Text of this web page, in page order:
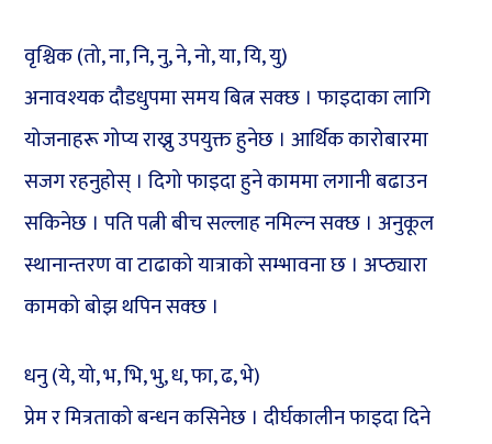
वृश्चिक (तो, ना, नि, नु, ने, नो, या, यि, यु)
अनावश्यक दौडधुपमा समय बित्न सक्छ । फाइदाका लागि
योजनाहरू गोप्य राख्नु उपयुक्त हुनेछ । आर्थिक कारोबारमा
सजग रहनुहोस् । दिगो फाइदा हुने काममा लगानी बढाउन
सकिनेछ । पति पत्नी बीच सल्लाह नमिल्न सक्छ । अनुकूल
स्थानान्तरण वा टाढाको यात्राको सम्भावना छ । अप्ठ्यारा
कामको बोझ थपिन सक्छ ।
धनु (ये, यो, भ, भि, भु, ध, फा, ढ, भे)
प्रेम र मित्रताको बन्धन कसिनेछ । दीर्घकालीन फाइदा दिने